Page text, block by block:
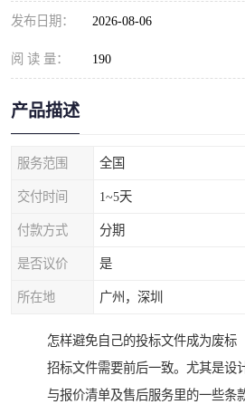
发布日期： 2026-08-06
阅 读 量： 190
产品描述
服务范围 全国
交付时间 1~5天
付款方式 分期
是否议价 是
所在地 广州，深圳
怎样避免自己的投标文件成为废标
招标文件需要前后一致。尤其是设
与报价清单及售后服务里的一些条